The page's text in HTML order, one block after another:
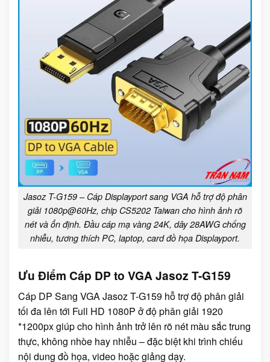
Jasoz T-G159 – Cáp Displayport sang VGA hỗ trợ độ phân
giải 1080p@60Hz, chip CS5202 Taiwan cho hình ảnh rõ
nét và ổn định. Đầu cáp mạ vàng 24K, dây 28AWG chống
nhiễu, tương thích PC, laptop, card đồ họa Displayport.
Ưu Điểm Cáp DP to VGA Jasoz T-G159
Cáp DP Sang VGA Jasoz T-G159 hỗ trợ độ phân giải
tối đa lên tới Full HD 1080P ở độ phân giải 1920
*1200px giúp cho hình ảnh trở lên rõ nét màu sắc trung
thực, không nhòe hay nhiễu – đặc biệt khi trình chiếu
nội dung đồ họa, video hoặc giảng dạy.